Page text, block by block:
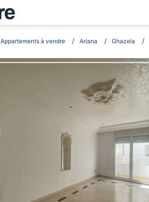
Appartements à vendre Ariana Ghazela